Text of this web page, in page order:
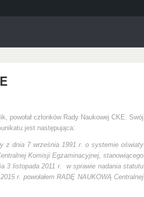
powołał członków Rady Naukowej CKE. Swój
jest następująca:
z dnia 7 września 1991 r. o systemie oświaty
Komisji Egzaminacyjnej, stanowiącego
3 listopada 2011 r. w sprawie nadania statutu
r. powołałem RADĘ NAUKOWĄ Centralnej